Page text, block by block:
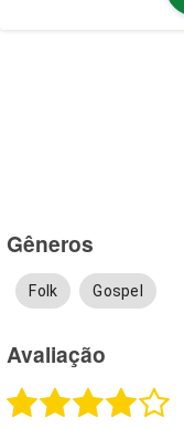
Gêneros
Folk Gospel
Avaliação